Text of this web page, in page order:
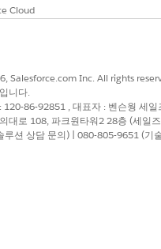
다. 이 데이터 라이브러리를 컴
면 에이전트에게 내역 컴플레인
을 제공합니다.
이 기사를 통해 문제를 해결했습
개선을 위한 의견을 보내주세
Cloud
Salesforce.com Inc. All rights
니다.
120-86-92851 , 대표자 : 벤슨웡 세
대로 108, 파크원타워2 28층 (세일
션 상담 문의) | 080-805-9651 (기